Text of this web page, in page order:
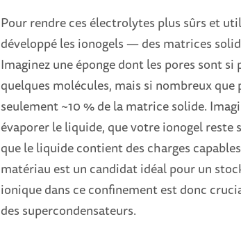
Pour rendre ces électrolytes plus sûrs et
développé les ionogels — des matrices
Imaginez une éponge dont les pores sont
quelques molécules, mais si nombreux
seulement ~10 % de la matrice solide.
évaporer le liquide, que votre ionogel
que le liquide contient des charges
matériau est un candidat idéal pour un
ionique dans ce confinement est donc
des supercondensateurs.